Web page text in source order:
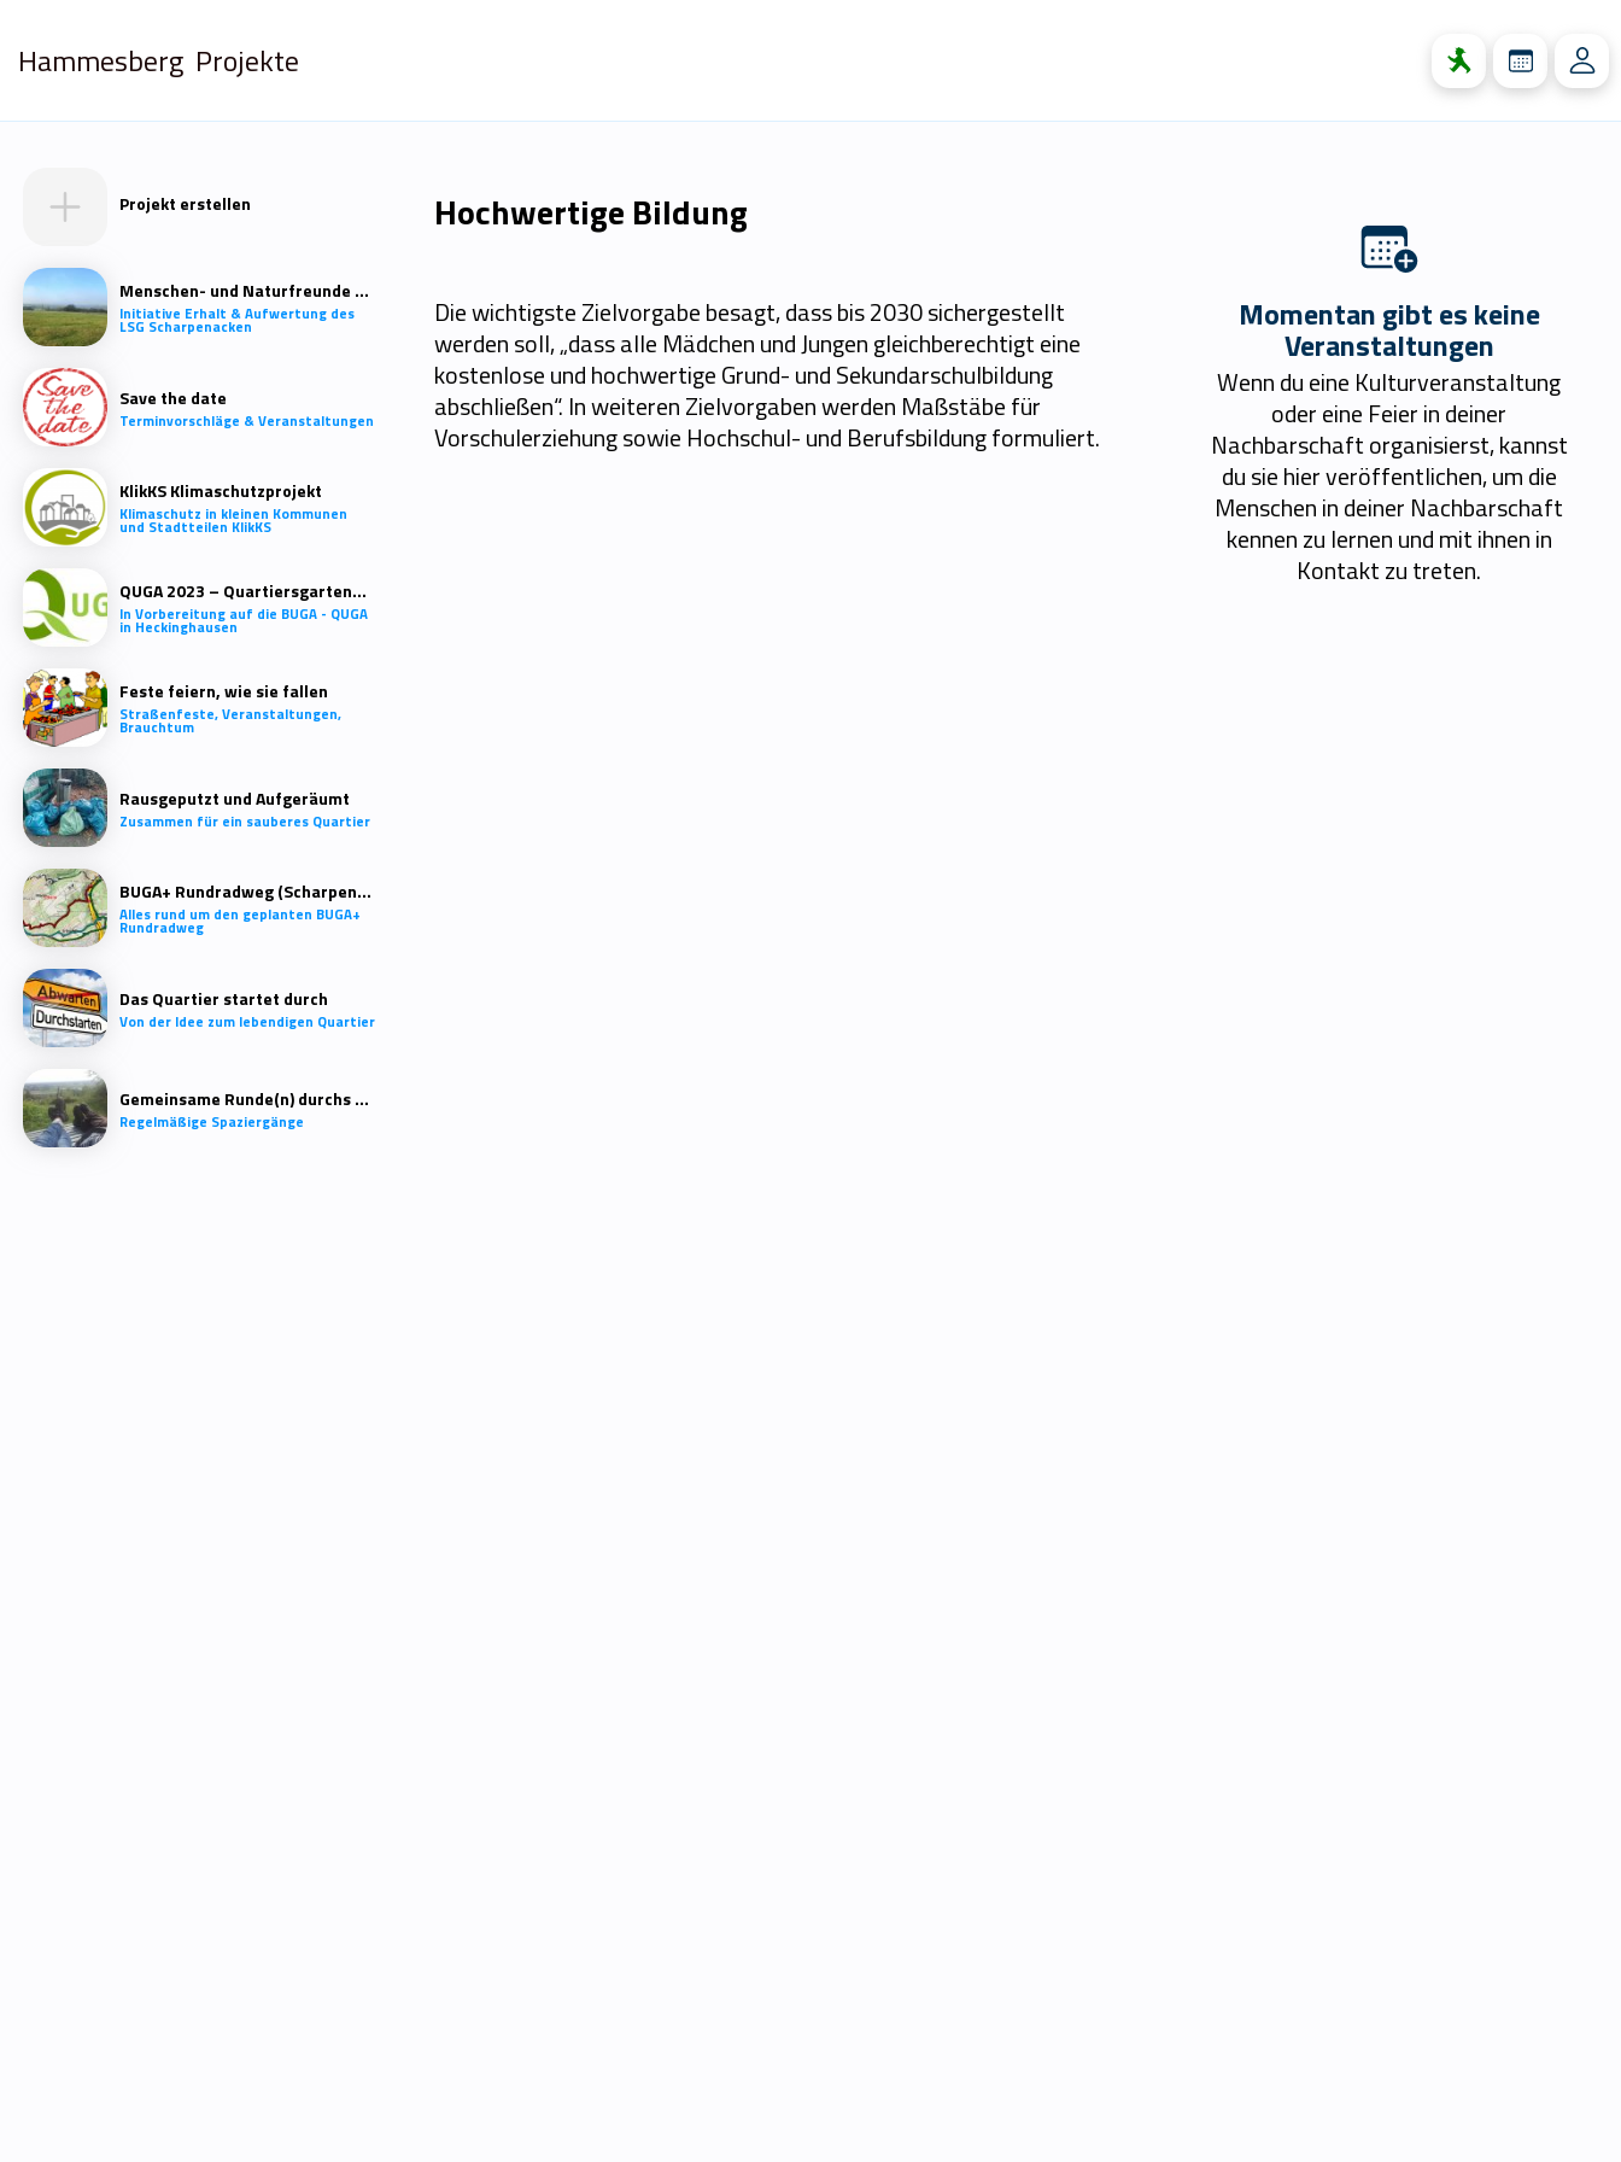
Hammesberg Projekte
Projekt erstellen
Menschen- und Naturfreunde Scharpenacken
Initiative Erhalt & Aufwertung des
LSG Scharpenacken
Save the date
Terminvorschläge & Veranstaltungen
KlikKS Klimaschutzprojekt
Klimaschutz in kleinen Kommunen
und Stadtteilen KlikKS
QUGA 2023 – Quartiersgartenschau Heckinghausen
In Vorbereitung auf die BUGA - QUGA
in Heckinghausen
Feste feiern, wie sie fallen
Straßenfeste, Veranstaltungen,
Brauchtum
Rausgeputzt und Aufgeräumt
Zusammen für ein sauberes Quartier
BUGA+ Rundradweg (Scharpenacken)
Alles rund um den geplanten BUGA+
Rundradweg
Das Quartier startet durch
Von der Idee zum lebendigen Quartier
Gemeinsame Runde(n) durchs Quartier
Regelmäßige Spaziergänge
Hochwertige Bildung
Die wichtigste Zielvorgabe besagt, dass bis 2030 sichergestellt
werden soll, „dass alle Mädchen und Jungen gleichberechtigt eine
kostenlose und hochwertige Grund- und Sekundarschulbildung
abschließen“. In weiteren Zielvorgaben werden Maßstäbe für
Vorschulerziehung sowie Hochschul- und Berufsbildung formuliert.
Momentan gibt es keine
Veranstaltungen
Wenn du eine Kulturveranstaltung
oder eine Feier in deiner
Nachbarschaft organisierst, kannst
du sie hier veröffentlichen, um die
Menschen in deiner Nachbarschaft
kennen zu lernen und mit ihnen in
Kontakt zu treten.